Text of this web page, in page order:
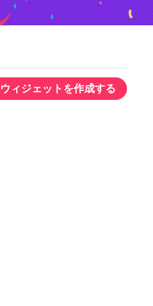
ウィジェットを作成する